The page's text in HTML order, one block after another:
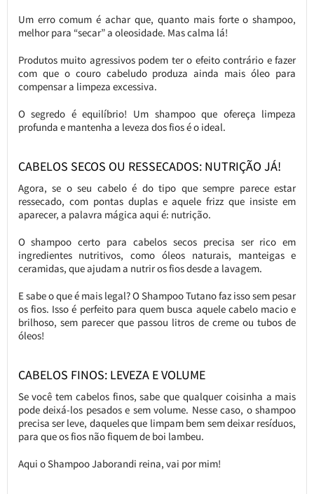
Um erro comum é achar que, quanto mais forte o shampoo,
melhor para “secar” a oleosidade. Mas calma lá!
Produtos muito agressivos podem ter o efeito contrário e fazer
com que o couro cabeludo produza ainda mais óleo para
compensar a limpeza excessiva.
O segredo é equilíbrio! Um shampoo que ofereça limpeza
profunda e mantenha a leveza dos fios é o ideal.
CABELOS SECOS OU RESSECADOS: NUTRIÇÃO JÁ!
Agora, se o seu cabelo é do tipo que sempre parece estar
ressecado, com pontas duplas e aquele frizz que insiste em
aparecer, a palavra mágica aqui é: nutrição.
O shampoo certo para cabelos secos precisa ser rico em
ingredientes nutritivos, como óleos naturais, manteigas e
ceramidas, que ajudam a nutrir os fios desde a lavagem.
E sabe o que é mais legal? O Shampoo Tutano faz isso sem pesar
os fios. Isso é perfeito para quem busca aquele cabelo macio e
brilhoso, sem parecer que passou litros de creme ou tubos de
óleos!
CABELOS FINOS: LEVEZA E VOLUME
Se você tem cabelos finos, sabe que qualquer coisinha a mais
pode deixá-los pesados e sem volume. Nesse caso, o shampoo
precisa ser leve, daqueles que limpam bem sem deixar resíduos,
para que os fios não fiquem de boi lambeu.
Aqui o Shampoo Jaborandi reina, vai por mim!